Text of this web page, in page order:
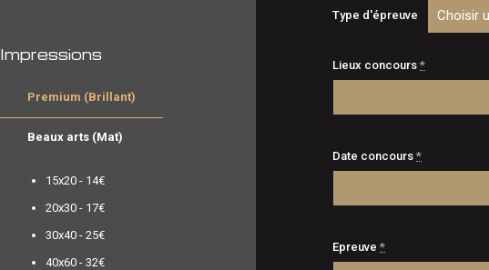
Impressions
Premium (Brillant)
Beaux arts (Mat)
15x20 - 14€
20x30 - 17€
30x40 - 25€
40x60 - 32€
à
Type d'épreuve
Lieux concours *
Date concours *
Epreuve *